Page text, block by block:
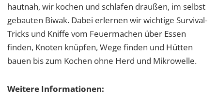
hautnah, wir kochen und schlafen draußen, im selbst
gebauten Biwak. Dabei erlernen wir wichtige Survival-
Tricks und Kniffe vom Feuermachen über Essen
finden, Knoten knüpfen, Wege finden und Hütten
bauen bis zum Kochen ohne Herd und Mikrowelle.
Weitere Informationen: